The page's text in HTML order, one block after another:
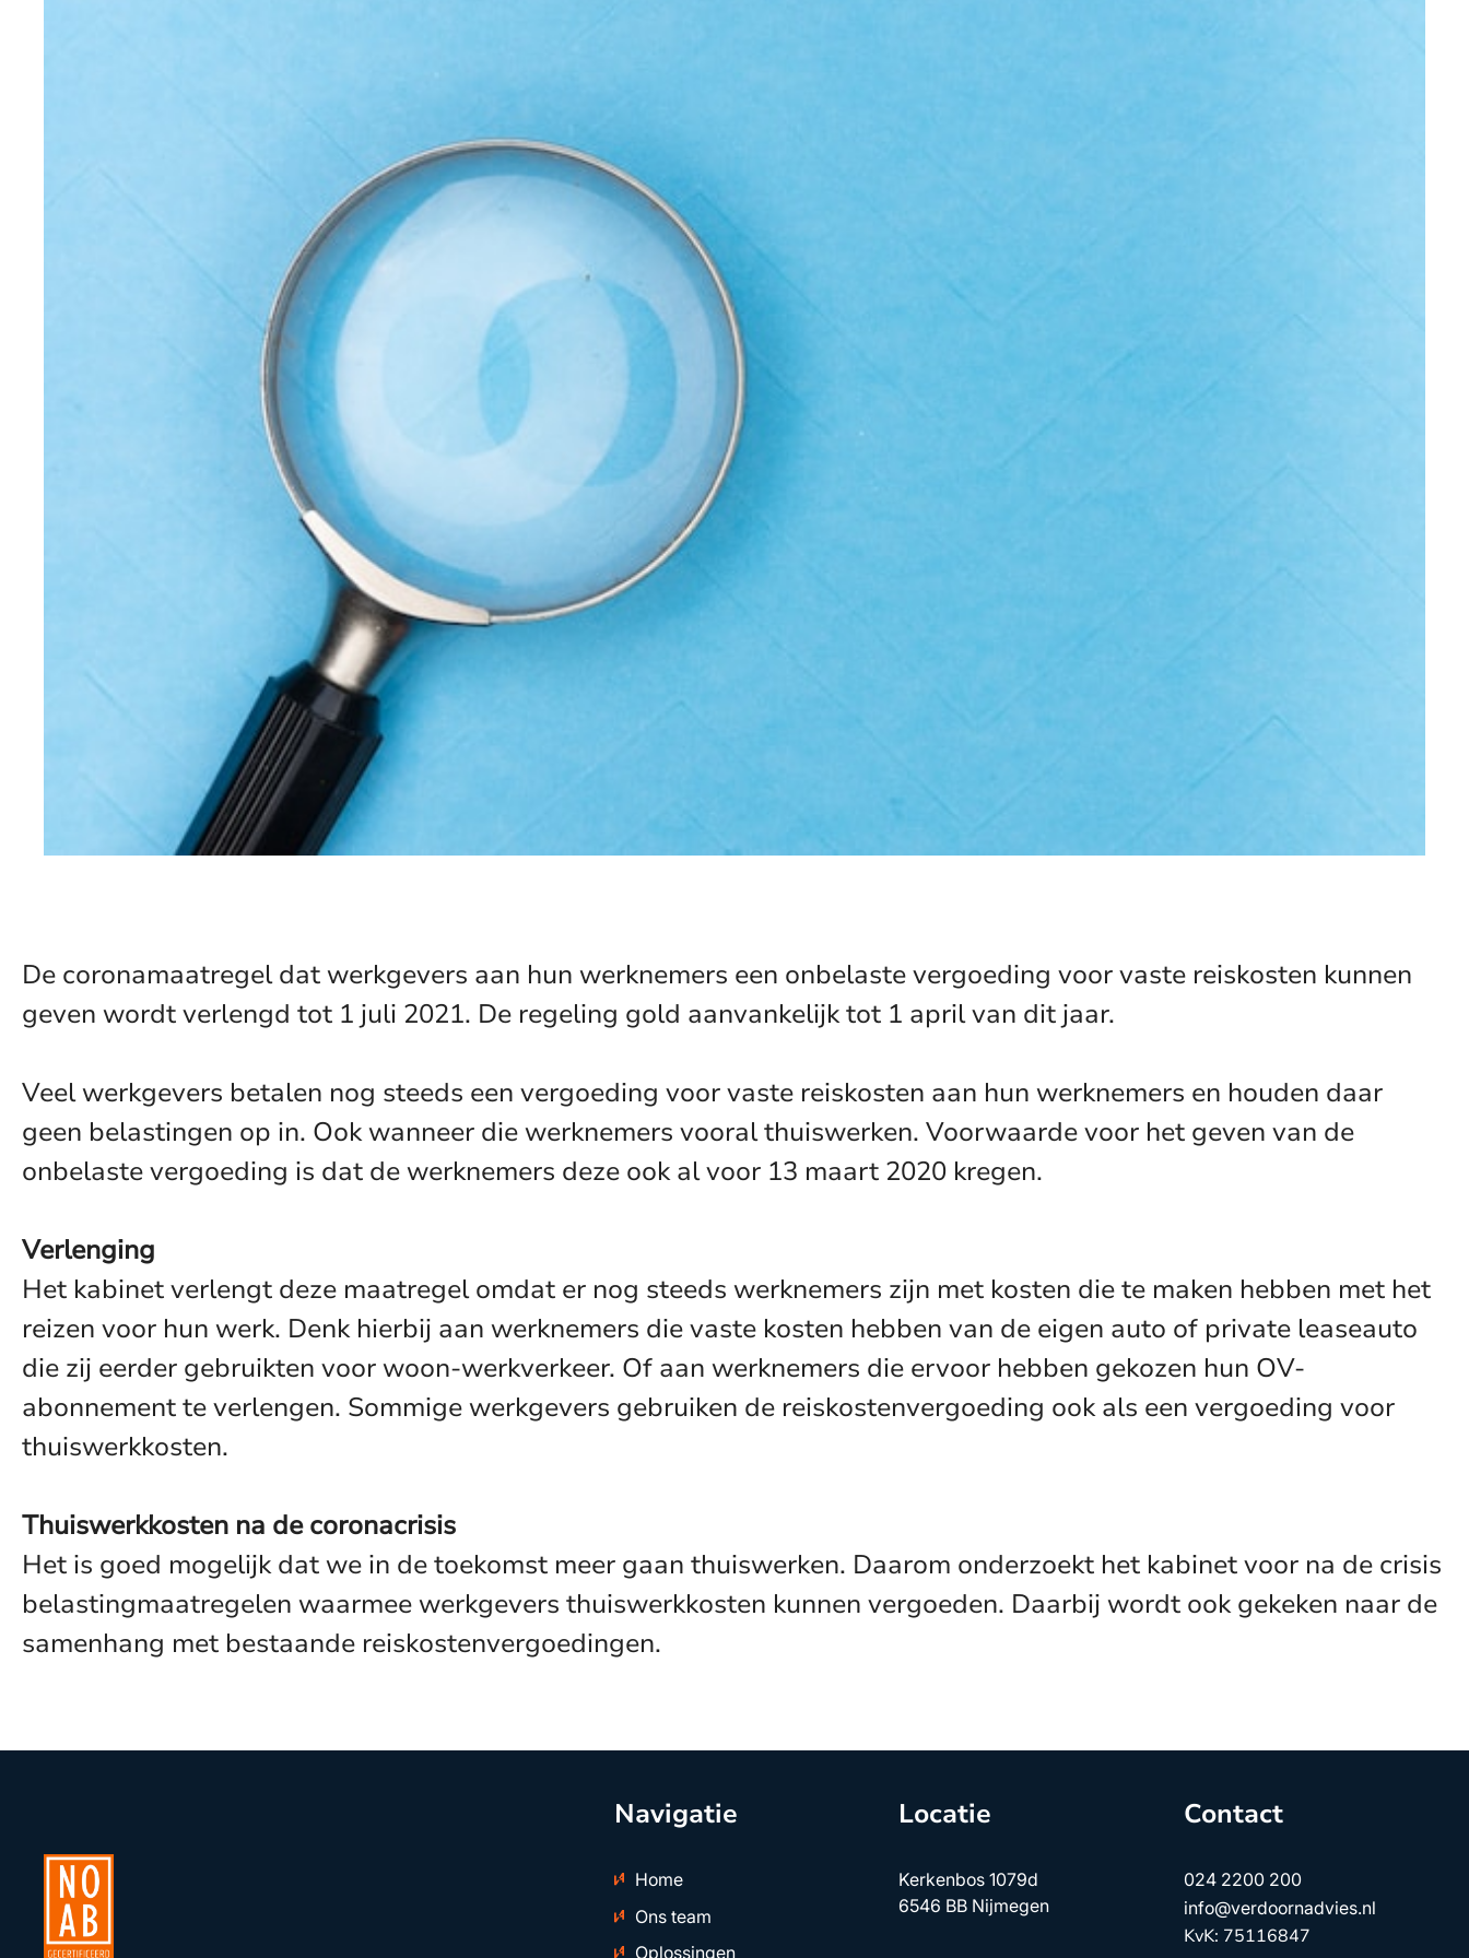
De coronamaatregel dat werkgevers aan hun werknemers een onbelaste vergoeding voor vaste reiskosten kunnen
geven wordt verlengd tot 1 juli 2021. De regeling gold aanvankelijk tot 1 april van dit jaar.
Veel werkgevers betalen nog steeds een vergoeding voor vaste reiskosten aan hun werknemers en houden daar
geen belastingen op in. Ook wanneer die werknemers vooral thuiswerken. Voorwaarde voor het geven van de
onbelaste vergoeding is dat de werknemers deze ook al voor 13 maart 2020 kregen.
Verlenging
Het kabinet verlengt deze maatregel omdat er nog steeds werknemers zijn met kosten die te maken hebben met het
reizen voor hun werk. Denk hierbij aan werknemers die vaste kosten hebben van de eigen auto of private leaseauto
die zij eerder gebruikten voor woon-werkverkeer. Of aan werknemers die ervoor hebben gekozen hun OV-
abonnement te verlengen. Sommige werkgevers gebruiken de reiskostenvergoeding ook als een vergoeding voor
thuiswerkkosten.
Thuiswerkkosten na de coronacrisis
Het is goed mogelijk dat we in de toekomst meer gaan thuiswerken. Daarom onderzoekt het kabinet voor na de crisis
belastingmaatregelen waarmee werkgevers thuiswerkkosten kunnen vergoeden. Daarbij wordt ook gekeken naar de
samenhang met bestaande reiskostenvergoedingen.
Navigatie
Home
Ons team
Oplossingen
Locatie
Kerkenbos 1079d
6546 BB Nijmegen
Contact
024 2200 200
info@verdoornadvies.nl
KvK: 75116847